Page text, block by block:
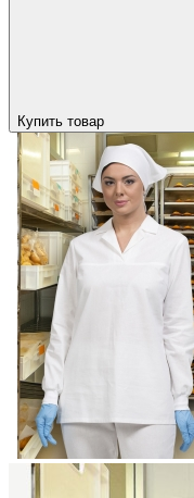
Купить товар